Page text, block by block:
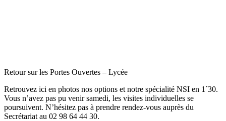
Retour sur les Portes Ouvertes – Lycée
Retrouvez ici en photos nos options et notre spécialité NSI en 1´30.
Vous n’avez pas pu venir samedi, les visites individuelles se
poursuivent. N’hésitez pas à prendre rendez-vous auprès du
Secrétariat au 02 98 64 44 30.